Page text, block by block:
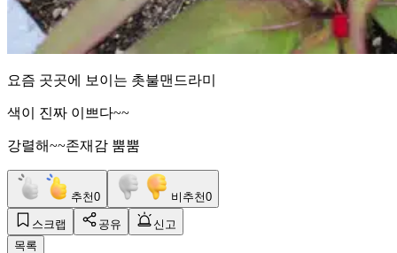
요즘 곳곳에 보이는 촛불맨드라미
색이 진짜 이쁘다~~
강렬해~~존재감 뿜뿜
추천0 비추천0
스크랩 공유
신고
목록